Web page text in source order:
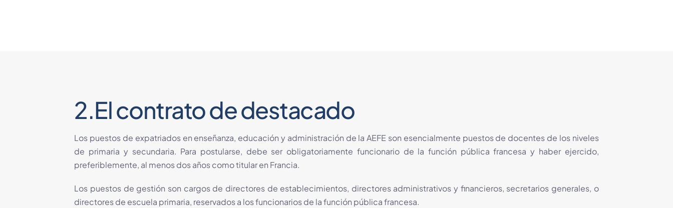
2.El contrato de destacado
Los puestos de expatriados en enseñanza, educación y administración de la AEFE son esencialmente puestos de docentes de los niveles
de primaria y secundaria. Para postularse, debe ser obligatoriamente funcionario de la función pública francesa y haber ejercido,
preferiblemente, al menos dos años como titular en Francia.
Los puestos de gestión son cargos de directores de establecimientos, directores administrativos y financieros, secretarios generales, o
directores de escuela primaria, reservados a los funcionarios de la función pública francesa.